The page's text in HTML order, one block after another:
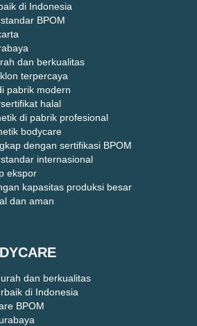
di Indonesia
BPOM
dan berkualitas
terpercaya
pabrik modern
halal
di pabrik profesional
bodycare
dengan sertifikasi BPOM
internasional
ekspor
kapasitas produksi besar
dan aman
dan berkualitas
di Indonesia
BPOM